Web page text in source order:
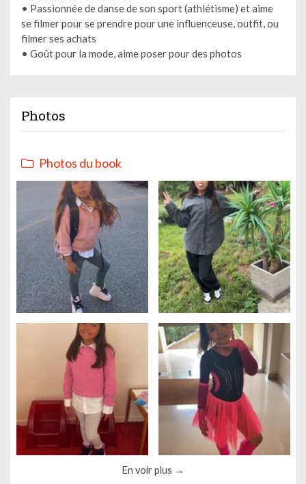
• Passionnée de danse de son sport (athlétisme) et aime
se filmer pour se prendre pour une influenceuse, outfit, ou
filmer ses achats
• Goût pour la mode, aime poser pour des photos
Photos
Photos du book
En voir plus
Gestion des cookies
Nous utilisons des cookies qui facilitent l'utilisation du site,
Faites-nous part de vos préférences de cookies pour chaque